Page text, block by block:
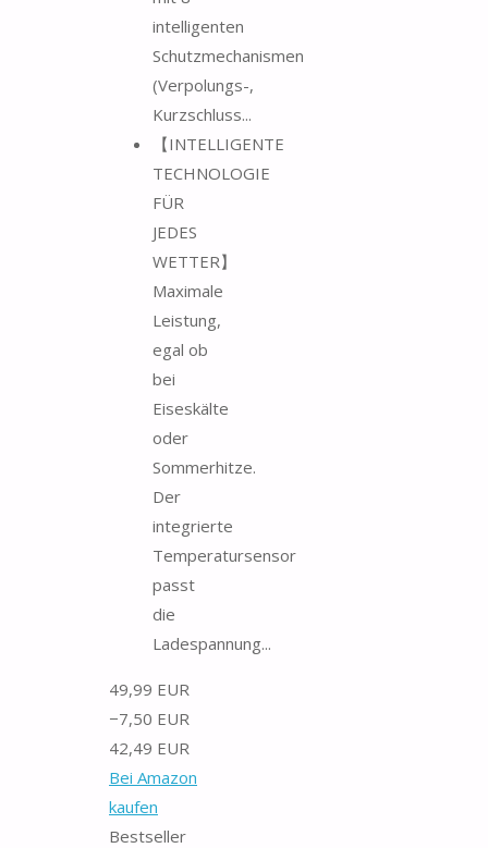
intelligenten
Schutzmechanismen
(Verpolungs-,
Kurzschluss...
【INTELLIGENTE
TECHNOLOGIE
FÜR
JEDES
WETTER】
Maximale
Leistung,
egal ob
bei
Eiseskälte
oder
Sommerhitze.
Der
integrierte
Temperatursensor
passt
die
Ladespannung...
49,99 EUR
−7,50 EUR
42,49 EUR
Bei Amazon
kaufen
Bestseller